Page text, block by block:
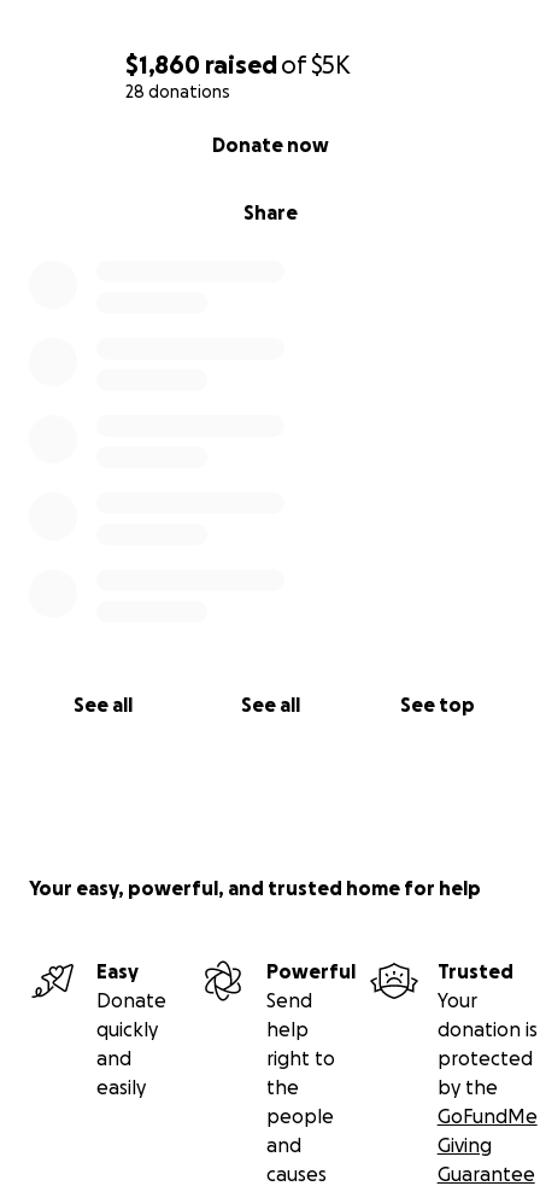
$1,860 raisedof$5K
28 donations
Share
Donate now
See all See all See top
Your easy, powerful, and trusted home for help
Easy
Donate
quickly
and
easily
Powerful
Send
help
right to
the
people
and
causes
Trusted
Your
donation is
protected
by the
GoFundMe
Giving
Guarantee